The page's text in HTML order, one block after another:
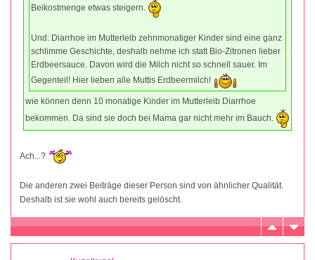
Beikostmenge etwas steigern.
Und: Diarrhoe im Mutterleib zehnmonatiger Kinder sind eine ganz
schlimme Geschichte, deshalb nehme ich statt Bio-Zitronen lieber
Erdbeersauce. Davon wird die Milch nicht so schnell sauer. Im
Gegenteil! Hier lieben alle Muttis Erdbeermilch!
wie können denn 10 monatige Kinder im Mutterleib Diarrhoe
bekommen. Da sind sie doch bei Mama gar nicht mehr im Bauch.
Ach...?
Die anderen zwei Beiträge dieser Person sind von ähnlicher Qualität.
Deshalb ist sie wohl auch bereits gelöscht.